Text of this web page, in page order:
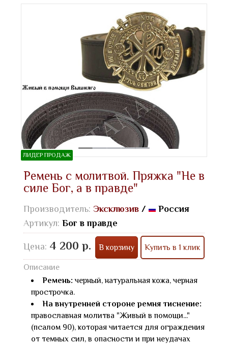
ЛИДЕР ПРОДАЖ
Ремень с молитвой. Пряжка "Не в
силе Бог, а в правде"
Производитель: Эксклюзив /
Россия
Артикул: Бог в правде
Цена: 4 200 р. В корзину Купить в 1 клик
Описание
Ремень:черный, натуральная кожа, черная
прострочка.
На внутренней стороне ремня тиснение:
православная молитва "Живый в помощи..."
(псалом 90), которая читается для ограждения
от темных сил, в опасности и при неудачах